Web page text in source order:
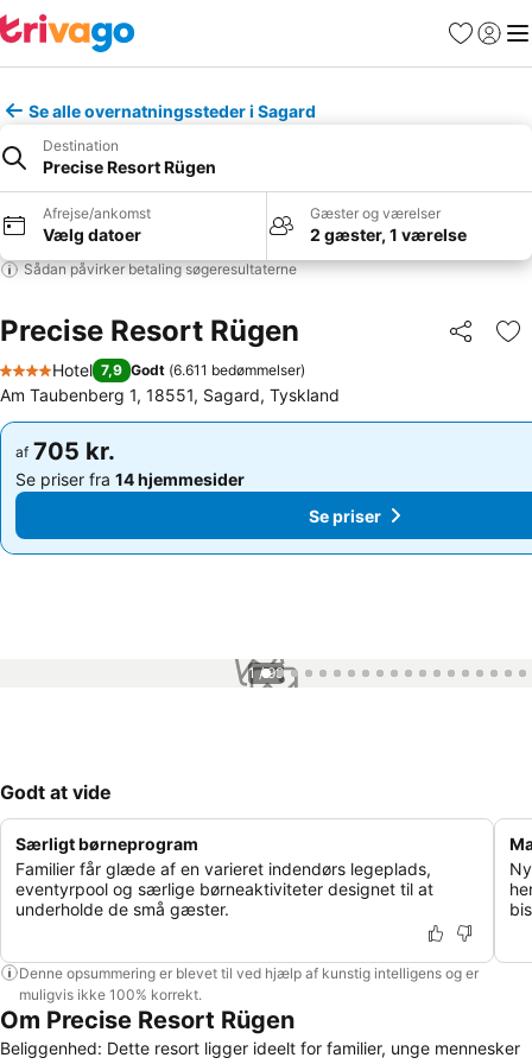
Favoritter
Log ind
Se alle overnatningssteder i Sagard
Destination
Precise Resort Rügen
Afrejse/ankomst
Vælg datoer
Gæster og værelser
2 gæster, 1 værelse
Sådan påvirker betaling søgeresultaterne
Precise Resort Rügen Del
4 Stjerner
Hotel 7,9 Godt (6.611 bedømmelser)
Am Taubenberg 1, 18551, Sagard, Tyskland
af 705 kr.
Se priser fra 14 hjemmesider
af 705 kr.
Se priser fra 14 hjemmesider
Se priser
1 / 99
Godt at vide
Særligt børneprogram
Familier får glæde af en varieret indendørs legeplads,
eventyrpool og særlige børneaktiviteter designet til at
underholde de små gæster.
Denne opsummering er blevet til ved hjælp af kunstig intelligens og er
muligvis ikke 100% korrekt.
Om Precise Resort Rügen
Beliggenhed: Dette resort ligger ideelt for familier, unge mennesker